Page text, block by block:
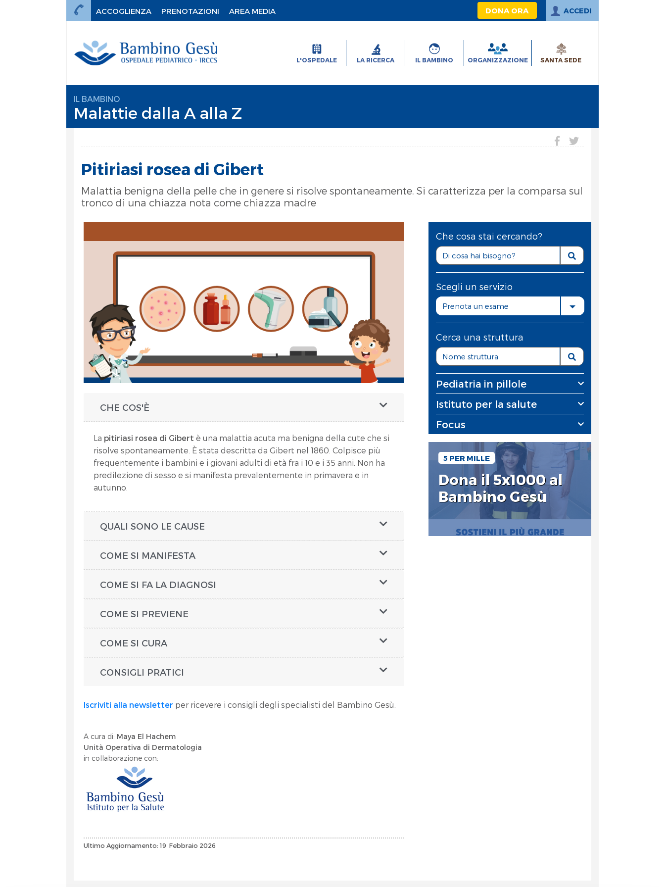
ACCOGLIENZA PRENOTAZIONI AREA MEDIA DONA ORA ACCEDI
L'OSPEDALE LA RICERCA IL BAMBINO ORGANIZZAZIONE SANTA SEDE
IL BAMBINO
Malattie dalla A alla Z
Pitiriasi rosea di Gibert
Malattia benigna della pelle che in genere si risolve spontaneamente. Si caratterizza per la comparsa sul
tronco di una chiazza nota come chiazza madre
CHE COS'È
La pitiriasi rosea di Gibertè una malattia acuta ma benigna della cute che si
risolve spontaneamente. È stata descritta da Gibert nel 1860. Colpisce più
frequentemente i bambini e i giovani adulti di età fra i 10 e i 35 anni. Non ha
predilezione di sesso e si manifesta prevalentemente in primavera e in
autunno.
QUALI SONO LE CAUSE
COME SI MANIFESTA
COME SI FA LA DIAGNOSI
COME SI PREVIENE
COME SI CURA
CONSIGLI PRATICI
Iscriviti alla newsletter per ricevere i consigli degli specialisti del Bambino Gesù.
A cura di: Maya El Hachem
Unità Operativa di Dermatologia
in collaborazione con:
Ultimo Aggiornamento: 19 Febbraio 2026
Che cosa stai cercando?
Scegli un servizio
Prenota un esame
Cerca una struttura
Pediatria in pillole
Istituto per la salute
Focus
5 PER MILLE
Dona il 5x1000 al
Bambino Gesù